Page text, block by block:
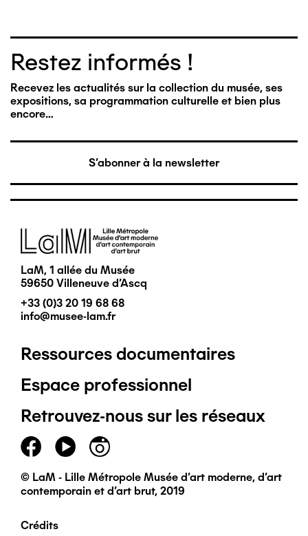
Restez informés !
Recevez les actualités sur la collection du musée, ses
expositions, sa programmation culturelle et bien plus
encore…
S'abonner à la newsletter
Image
LaM, 1 allée du Musée
59650 Villeneuve d'Ascq
+33 (0)3 20 19 68 68
info@musee-lam.fr
Pied
de
page
principal
Ressources documentaires
Espace professionnel
Retrouvez-nous sur les réseaux
© LaM - Lille Métropole Musée d'art moderne, d'art
contemporain et d'art brut, 2019
Crédits